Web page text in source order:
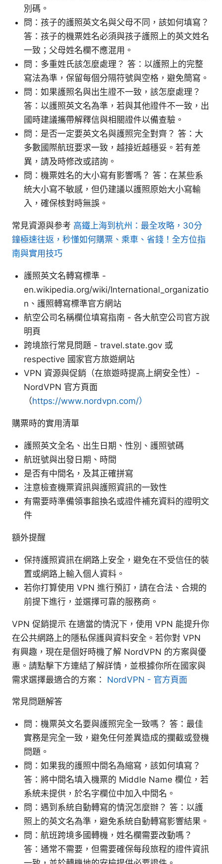
別碼。
問：孩子的護照英文名與父母不同，該如何填寫？
答：孩子的機票姓名必須與孩子護照上的英文姓名
一致；父母姓名欄不應混用。
問：多重姓氏該怎麼處理？ 答：以護照上的完整
寫法為準，保留每個分隔符號與空格，避免簡寫。
問：如果護照名與出生證不一致，該怎麼處理？
答：以護照英文名為準，若與其他證件不一致，出
國時建議攜帶解釋信與相關證件以備查驗。
問：是否一定要英文名與護照完全對齊？ 答：大
多數國際航班要求一致，越接近越穩妥。若有差
異，請及時修改或諮詢。
問：機票姓名的大小寫有影響嗎？ 答：在某些系
統大小寫不敏感，但仍建議以護照原始大小寫輸
入，確保核對時無誤。
常見資源與参考 高鐵上海到杭州：最全攻略，30分
鐘極速往返，秒懂如何購票、乘車、省錢！全方位指
南與實用技巧
護照英文名轉寫標準 -
en.wikipedia.org/wiki/International_organizatio
n、護照轉寫標準官方網站
航空公司名稱欄位填寫指南 - 各大航空公司官方說
明頁
跨境旅行常見問題 - travel.state.gov 或
respective 國家官方旅遊網站
VPN 資源與促銷（在旅遊時提高上網安全性）-
NordVPN 官方頁面
（https://www.nordvpn.com/）
購票時的實用清單
護照英文全名、出生日期、性別、護照號碼
航班號與出發日期、時間
是否有中間名，及其正確拼寫
注意檢查機票資訊與護照資訊的一致性
有需要時準備領事館換名或證件補充資料的證明文
件
額外提醒
保持護照資訊在網路上安全，避免在不受信任的裝
置或網路上輸入個人資料。
若你打算使用 VPN 進行預訂，請在合法、合規的
前提下進行，並選擇可靠的服務商。
VPN 促銷提示 在適當的情況下，使用 VPN 能提升你
在公共網路上的隱私保護與資料安全。若你對 VPN
有興趣，現在是個好時機了解 NordVPN 的方案與優
惠。請點擊下方連結了解詳情，並根據你所在國家與
需求選擇最適合的方案： NordVPN - 官方頁面
常見問題解答
問：機票英文名要與護照完全一致嗎？ 答：最佳
實務是完全一致，避免任何差異造成的攔截或登機
問題。
問：如果我的護照中間名為縮寫，該如何填寫？
答：將中間名填入機票的 Middle Name 欄位，若
系統未提供，於名字欄位中加入中間名。
問：遇到系統自動轉寫的情況怎麼辦？ 答：以護
照上的英文名為準，避免系統自動轉寫影響結果。
問：航班跨境多國轉機，姓名欄需要改動嗎？
答：通常不需要，但需要確保每段旅程的證件資訊